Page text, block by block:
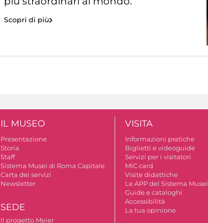
Scopri di più
IL MUSEO
Presentazione
Storia
Staff
Sistema Musei di Roma Capitale
Carta dei servizi
Newsletter
SEDE
Il progetto Meier
VISITA
Informazioni pratiche
Biglietti e videoguide
Servizi per i visitatori
MIC card
Visite didattiche
Le APP del Sistema Musei
Guide e cataloghi
Accessibilità
La tua opinione